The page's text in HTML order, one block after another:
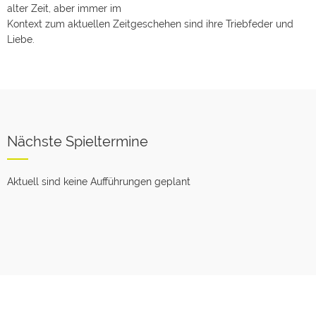
alter Zeit, aber immer im
Kontext zum aktuellen Zeitgeschehen sind ihre Triebfeder und
Liebe.
Nächste Spieltermine
Aktuell sind keine Aufführungen geplant